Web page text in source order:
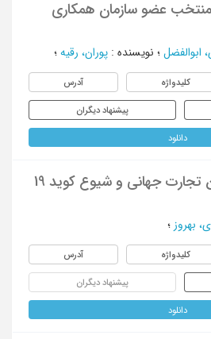
عضو سازمان همکاری
ابوالفضل ؛ نویسنده : پوران، رقیه ؛
کلیدواژه آدرس
پیشنهاد دیگران
دانلود
تجارت جهانی و شیوع کوید 19
بهروز ؛
کلیدواژه آدرس
پیشنهاد دیگران
دانلود